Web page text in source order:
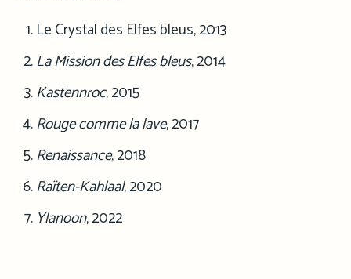
Le Crystal des Elfes bleus, 2013
La Mission des Elfes bleus, 2014
Kastennroc, 2015
Rouge comme la lave, 2017
Renaissance, 2018
Raïten-Kahlaal, 2020
Ylanoon, 2022